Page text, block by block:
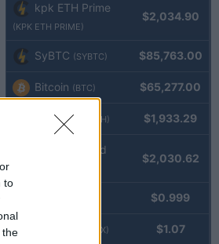
to
the
kpk ETH Prime
(KPK ETH PRIME)
$2,034.90
SyBTC (SYBTC) $85,763.00
Bitcoin (BTC) $65,277.00
Ethereum (ETH) $1,933.29
kpk ETH Yield
$2,030.62
$0.999
(USDEX) $1.07